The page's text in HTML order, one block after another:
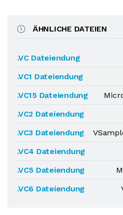
ÄHNLICHE DATEIEN
.VC Dateiendung
.VC1 Dateiendung
.VC15 Dateiendung
.VC2 Dateiendung
.VC3 Dateiendung
.VC4 Dateiendung
.VC5 Dateiendung
.VC6 Dateiendung